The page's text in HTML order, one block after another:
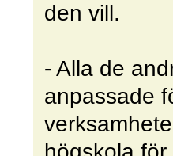
den vill.
- Alla de
anpassade